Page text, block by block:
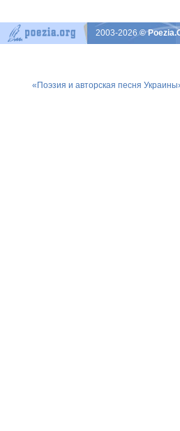
2003-2026©
«Поэзия и авторская песня